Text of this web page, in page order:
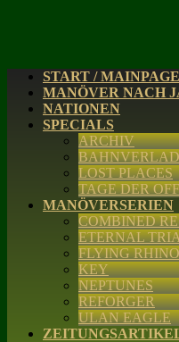
START / MAINPAGE
MANÖVER NACH
NATIONEN
SPECIALS
ARCHIV
LOST PLACES
TAGE DER
MANÖVERSERIEN
COMBINED
ETERNAL
FLYING RHINO
KEY
NEPTUNES
REFORGER
ULAN EAGLE